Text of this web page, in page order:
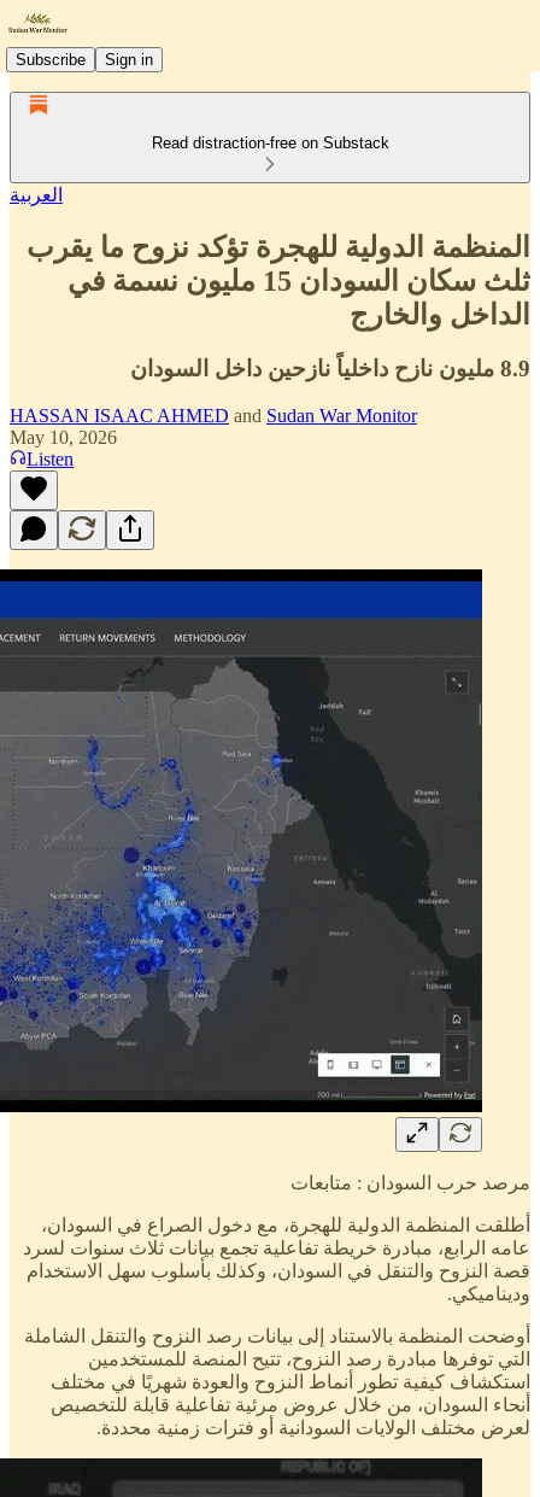
Subscribe Sign in
Read distraction-free on Substack
العربية
المنظمة الدولية للهجرة تؤكد نزوح ما يقرب
ثلث سكان السودان 15 مليون نسمة في
الداخل والخارج
8.9 مليون نازح داخلياً نازحين داخل السودان
HASSAN ISAAC AHMED and Sudan War Monitor
May 10, 2026
Listen
مرصد حرب السودان : متابعات
أطلقت المنظمة الدولية للهجرة، مع دخول الصراع في السودان،
عامه الرابع، مبادرة خريطة تفاعلية تجمع بيانات ثلاث سنوات لسرد
قصة النزوح والتنقل في السودان، وكذلك بأسلوب سهل الاستخدام
وديناميكي.
أوضحت المنظمة بالاستناد إلى بيانات رصد النزوح والتنقل الشاملة
التي توفرها مبادرة رصد النزوح، تتيح المنصة للمستخدمين
استكشاف كيفية تطور أنماط النزوح والعودة شهريًا في مختلف
أنحاء السودان، من خلال عروض مرئية تفاعلية قابلة للتخصيص
لعرض مختلف الولايات السودانية أو فترات زمنية محددة.